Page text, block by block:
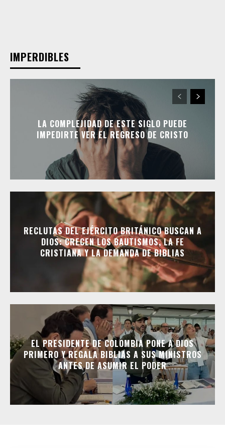
IMPERDIBLES
LA COMPLEJIDAD DE ESTE SIGLO PUEDE
IMPEDIRTE VER EL REGRESO DE CRISTO
RECLUTAS DEL EJÉRCITO BRITÁNICO BUSCAN A
DIOS: CRECEN LOS BAUTISMOS, LA FE
CRISTIANA Y LA DEMANDA DE BIBLIAS
EL PRESIDENTE DE COLOMBIA PONE A DIOS
PRIMERO Y REGALA BIBLIAS A SUS MINISTROS
ANTES DE ASUMIR EL PODER